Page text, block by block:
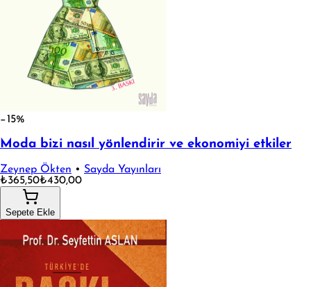
−15%
Moda bizi nasıl yönlendirir ve ekonomiyi etkiler
Zeynep Ökten • Sayda Yayınları
₺365,50₺430,00
Sepete Ekle